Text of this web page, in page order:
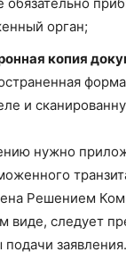
орган;
копия
и
нужно
Решением
виде, следует
заявления.